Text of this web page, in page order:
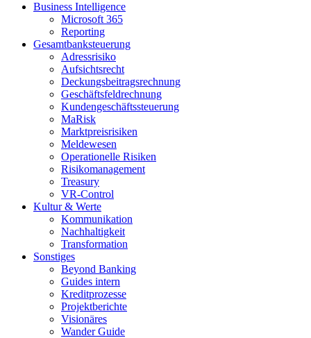
Business Intelligence
Microsoft 365
Reporting
Gesamtbanksteuerung
Adressrisiko
Aufsichtsrecht
Deckungsbeitragsrechnung
Geschäftsfeldrechnung
Kundengeschäftssteuerung
MaRisk
Marktpreisrisiken
Meldewesen
Operationelle Risiken
Risikomanagement
Treasury
VR-Control
Kultur & Werte
Kommunikation
Nachhaltigkeit
Transformation
Sonstiges
Beyond Banking
Guides intern
Kreditprozesse
Projektberichte
Visionäres
Wander Guide